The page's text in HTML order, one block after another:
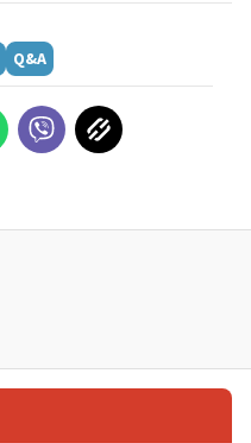
Q&A